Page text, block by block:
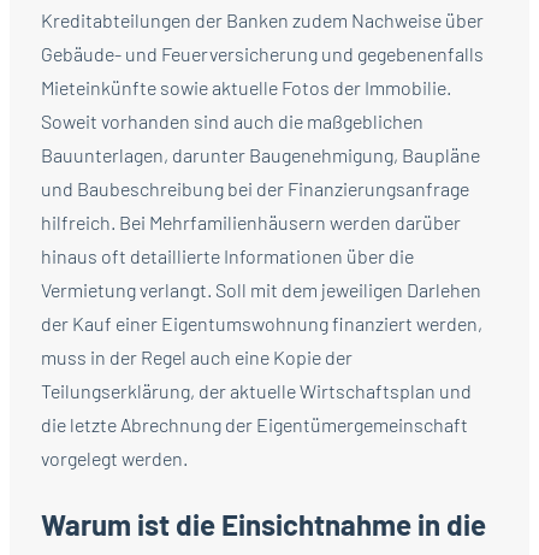
Kreditabteilungen der Banken zudem Nachweise über
Gebäude- und Feuerversicherung und gegebenenfalls
Mieteinkünfte sowie aktuelle Fotos der Immobilie.
Soweit vorhanden sind auch die maßgeblichen
Bauunterlagen, darunter Baugenehmigung, Baupläne
und Baubeschreibung bei der Finanzierungsanfrage
hilfreich. Bei Mehrfamilienhäusern werden darüber
hinaus oft detaillierte Informationen über die
Vermietung verlangt. Soll mit dem jeweiligen Darlehen
der Kauf einer Eigentumswohnung finanziert werden,
muss in der Regel auch eine Kopie der
Teilungserklärung, der aktuelle Wirtschaftsplan und
die letzte Abrechnung der Eigentümergemeinschaft
vorgelegt werden.
Warum ist die Einsichtnahme in die